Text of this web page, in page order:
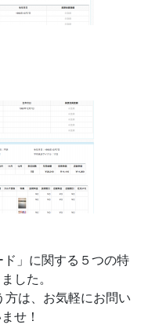
」に関する５つの特
した。
方は、お気軽にお問い
せ！